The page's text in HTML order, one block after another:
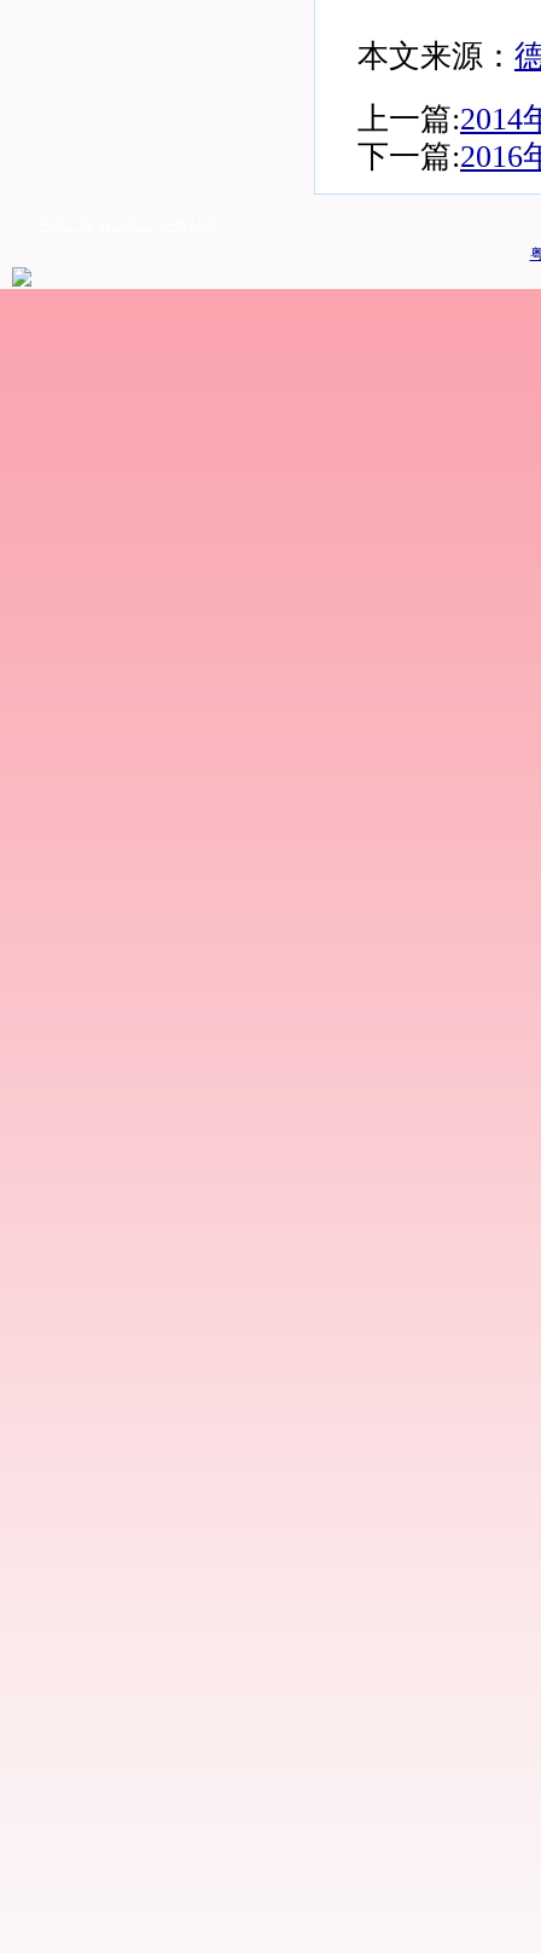
本文来源：
上一篇:2014
下一篇:2016